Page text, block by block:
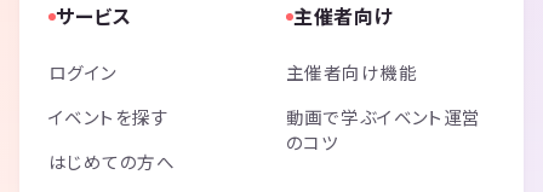
サービス
ログイン
イベントを探す
はじめての方へ
主催者向け
主催者向け機能
動画で学ぶイベント運営
のコツ